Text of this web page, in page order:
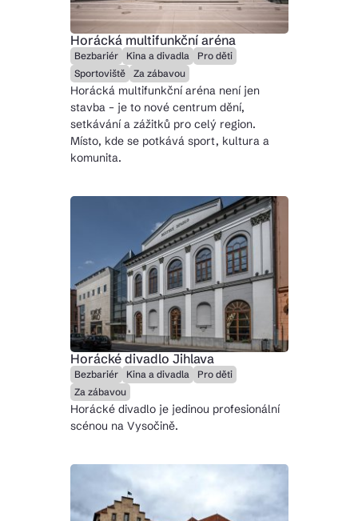
Horácká multifunkční aréna
Bezbariér Kina a divadla
Pro děti
Sportoviště
Za zábavou
Horácká multifunkční aréna není jen
stavba – je to nové centrum dění,
setkávání a zážitků pro celý region.
Místo, kde se potkává sport, kultura a
komunita.
Horácké divadlo Jihlava
Bezbariér Kina a divadla
Pro děti
Za zábavou
Horácké divadlo je jedinou profesionální
scénou na Vysočině.